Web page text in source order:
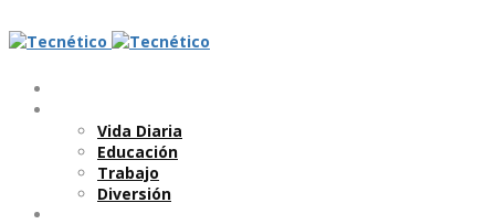
Vida Diaria
Educación
Trabajo
Diversión